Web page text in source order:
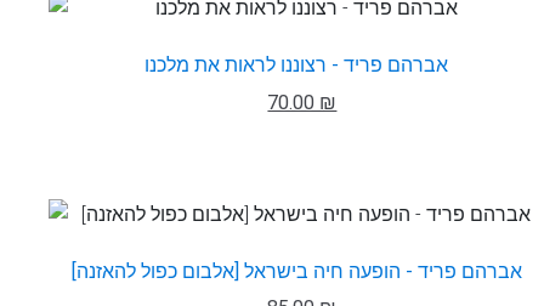
אברהם פריד - רצוננו לראות את מלכנו
70.00 ₪
אברהם פריד - הופעה חיה בישראל [אלבום כפול להאזנה]